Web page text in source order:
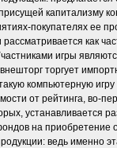
капитализму
покупателях ее
как
игры
торгует
компьютерную
от рейтинга, во-
устанавливается
на приобретение
ведь именно